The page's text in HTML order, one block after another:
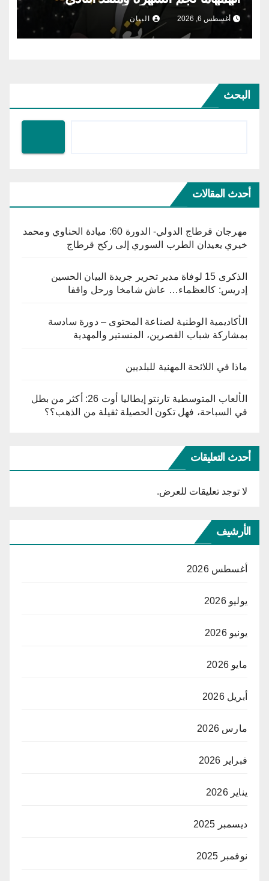
أغسطس 6, 2026 البيان
البحث
أحدث المقالات
مهرجان قرطاج الدولي- الدورة 60: ميادة الحناوي ومحمد
خيري يعيدان الطرب السوري إلى ركح قرطاج
الذكرى 15 لوفاة مدير تحرير جريدة البيان الحسين
إدريس: كالعظماء… عاش شامخا ورحل واقفا
الأكاديمية الوطنية لصناعة المحتوى – دورة سادسة
بمشاركة شباب القصرين، المنستير والمهدية
ماذا في اللائحة المهنية للبلديين
الألعاب المتوسطية تارنتو إيطاليا أوت 26: أكثر من بطل
في السباحة، فهل تكون الحصيلة ثقيلة من الذهب؟؟
أحدث التعليقات
لا توجد تعليقات للعرض.
الأرشيف
أغسطس 2026
يوليو 2026
يونيو 2026
مايو 2026
أبريل 2026
مارس 2026
فبراير 2026
يناير 2026
ديسمبر 2025
نوفمبر 2025